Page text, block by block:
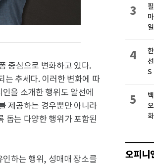
중심으로 변화하고 있다.
는 추세다. 이러한 변화에 따
을 소개한 행위도 알선에
제공하는 경우뿐만 아니라
돕는 다양한 행위가 포함된
인하는 행위, 성매매 장소를
3
S
4
화
5
오피니